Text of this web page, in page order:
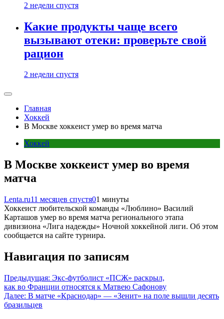
2 недели спустя
Какие продукты чаще всего
вызывают отеки: проверьте свой
рацион
2 недели спустя
Главная
Хоккей
В Москве хоккеист умер во время матча
Хоккей
В Москве хоккеист умер во время
матча
Lenta.ru11 месяцев спустя01 минуты
Хоккеист любительской команды «Люблино» Василий
Карташов умер во время матча регионального этапа
дивизиона «Лига надежды» Ночной хоккейной лиги. Об этом
сообщается на сайте турнира.
Навигация по записям
Предыдущая: Экс-футболист «ПСЖ» раскрыл,
как во Франции относятся к Матвею Сафонову
Далее: В матче «Краснодар» — «Зенит» на поле вышли десять
бразильцев